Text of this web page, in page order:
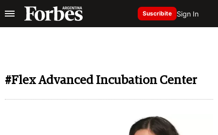
Suscribite Sign In
#Flex Advanced Incubation Center